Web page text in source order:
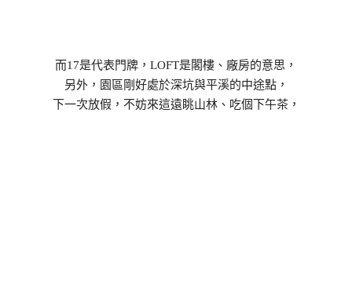
而17是代表門牌，LOFT是閣樓、廠房的意思，
另外，園區剛好處於深坑與平溪的中途點，
下一次放假，不妨來這遠眺山林、吃個下午茶，